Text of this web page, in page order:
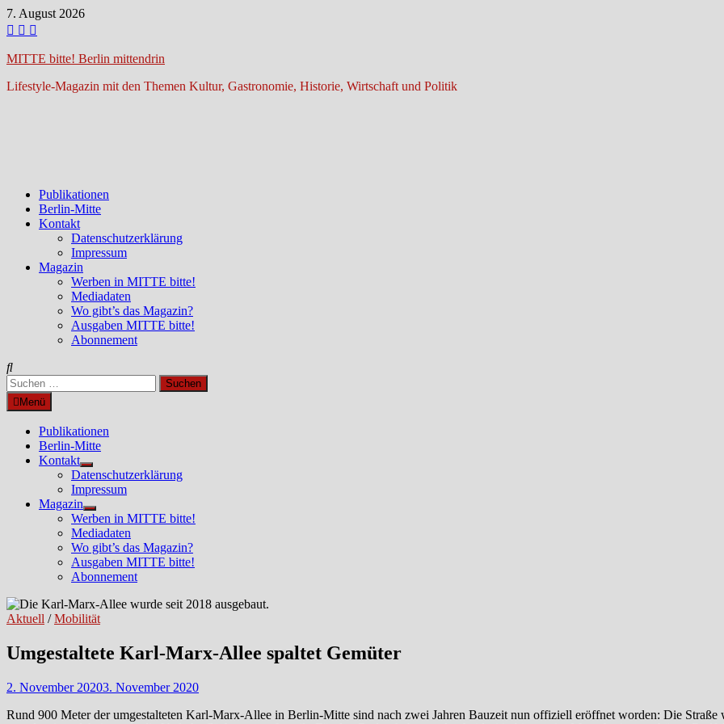
Zum
Inhalt
7. August 2026
MITTE bitte! Berlin mittendrin
Lifestyle-Magazin mit den Themen Kultur, Gastronomie, Historie, Wirtschaft und Politik
Publikationen
Berlin-Mitte
Kontakt
Datenschutzerklärung
Impressum
Magazin
Werben in MITTE bitte!
Mediadaten
Wo gibt’s das Magazin?
Ausgaben MITTE bitte!
Abonnement
Suchen
nach:Menü
Publikationen
Berlin-Mitte
Kontakt
Untermenü
anzeigen
Datenschutzerklärung
Impressum
Magazin
Untermenü
anzeigen
Werben in MITTE bitte!
Mediadaten
Wo gibt’s das Magazin?
Ausgaben MITTE bitte!
Abonnement
Aktuell /Mobilität
Umgestaltete Karl-Marx-Allee spaltet Gemüter
2. November 20203. November 2020
Rund 900 Meter der umgestalteten Karl-Marx-Allee in Berlin-Mitte sind nach zwei Jahren Bauzeit nun offiziell eröffnet worden: Die Straße